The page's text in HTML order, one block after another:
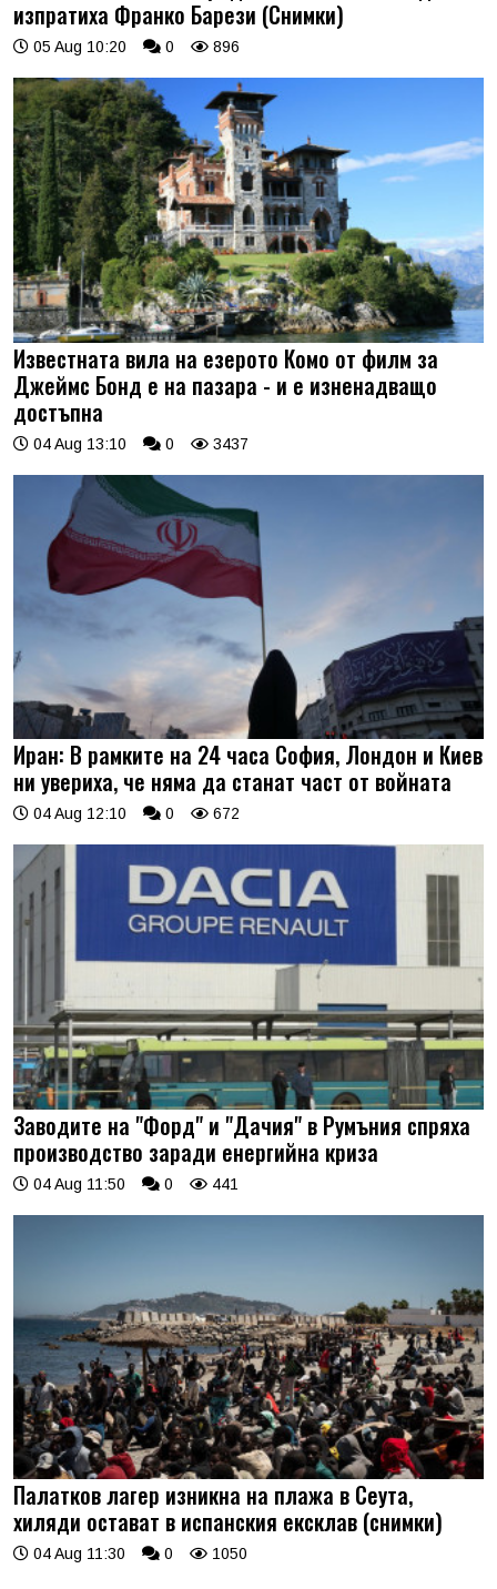
изпратиха Франко Барези (Снимки)
05 Aug 10:20 0 896
Известната вила на езерото Комо от филм за
Джеймс Бонд е на пазара - и е изненадващо
достъпна
04 Aug 13:10 0 3437
Иран: В рамките на 24 часа София, Лондон и Киев
ни увериха, че няма да станат част от войната
04 Aug 12:10 0 672
Заводите на "Форд" и "Дачия" в Румъния спряха
производство заради енергийна криза
04 Aug 11:50 0 441
Палатков лагер изникна на плажа в Сеута,
хиляди остават в испанския ексклав (снимки)
04 Aug 11:30 0 1050